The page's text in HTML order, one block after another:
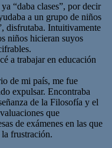
“daba clases”, por decir
a un grupo de niños
disfrutaba. Intuitivamente
niños hicieran suyos
a trabajar en educación
de mi país, me fue
expulsar. Encontraba
de la Filosofía y el
que
de exámenes en las que
frustración.